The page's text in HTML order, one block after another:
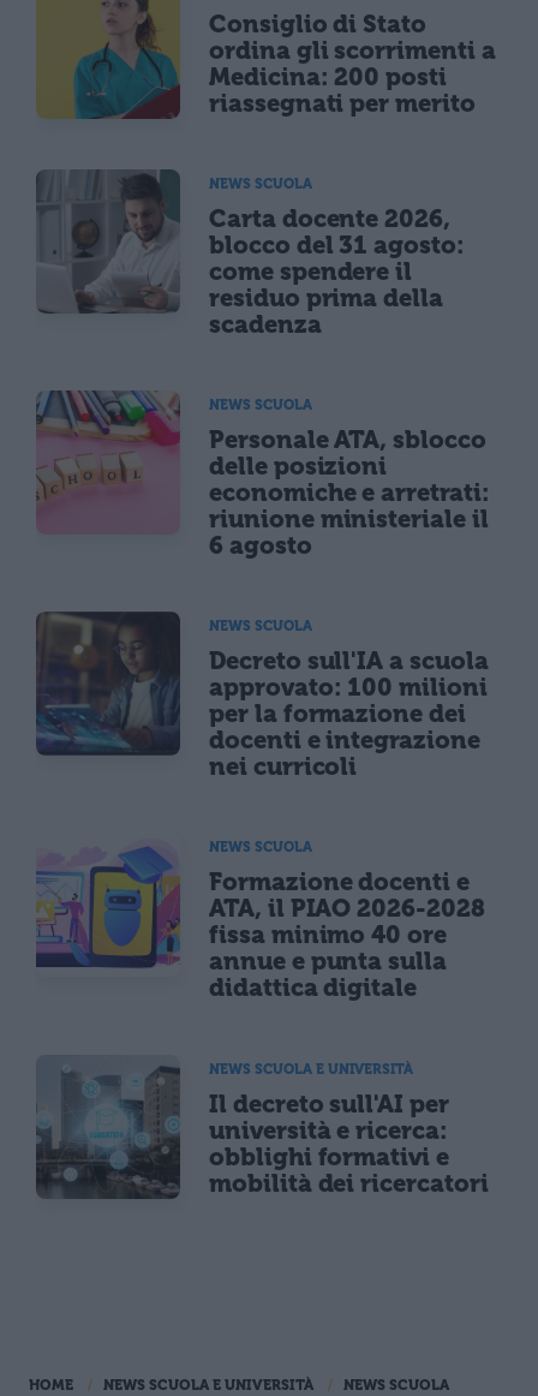
Consiglio di Stato
ordina gli scorrimenti a
Medicina: 200 posti
riassegnati per merito
NEWS SCUOLA
Carta docente 2026,
blocco del 31 agosto:
come spendere il
residuo prima della
scadenza
NEWS SCUOLA
Personale ATA, sblocco
delle posizioni
economiche e arretrati:
riunione ministeriale il
6 agosto
NEWS SCUOLA
Decreto sull'IA a scuola
approvato: 100 milioni
per la formazione dei
docenti e integrazione
nei curricoli
NEWS SCUOLA
Formazione docenti e
ATA, il PIAO 2026-2028
fissa minimo 40 ore
annue e punta sulla
didattica digitale
NEWS SCUOLA E UNIVERSITÀ
Il decreto sull'AI per
università e ricerca:
obblighi formativi e
mobilità dei ricercatori
HOME NEWS SCUOLA E UNIVERSITÀ NEWS SCUOLA